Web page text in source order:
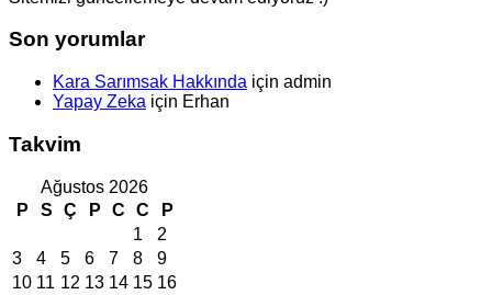
Son yorumlar
Kara Sarımsak Hakkında için admin
Yapay Zeka için Erhan
Takvim
Ağustos 2026
P
S Ç P C C
P
1
2
3
4 5 6 7 8
9
10 11 12 13 14 15 16